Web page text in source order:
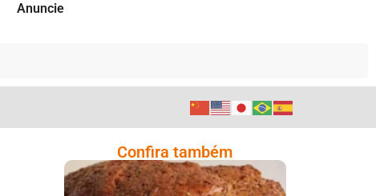
Anuncie
Confira também